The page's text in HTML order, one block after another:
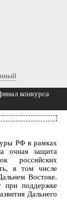
конкурса
РФ в рамках
очная защита
российских
в том числе
Востоке.
при поддержке
Дальнего